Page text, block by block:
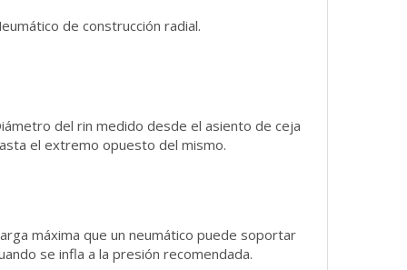
de construcción radial.
del rin medido desde el asiento de ceja
el extremo opuesto del mismo.
máxima que un neumático puede soportar
se infla a la presión recomendada.